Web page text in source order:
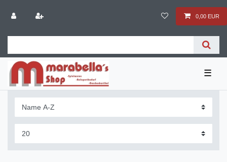
0,00 EUR
☰